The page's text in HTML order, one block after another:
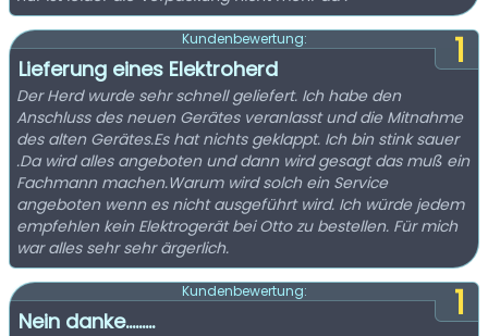
1
Kundenbewertung:
Lieferung eines Elektroherd
Der Herd wurde sehr schnell geliefert. Ich habe den
Anschluss des neuen Gerätes veranlasst und die Mitnahme
des alten Gerätes.Es hat nichts geklappt. Ich bin stink sauer
.Da wird alles angeboten und dann wird gesagt das muß ein
Fachmann machen.Warum wird solch ein Service
angeboten wenn es nicht ausgeführt wird. Ich würde jedem
empfehlen kein Elektrogerät bei Otto zu bestellen. Für mich
war alles sehr sehr ärgerlich.
1
Kundenbewertung:
Nein danke.........